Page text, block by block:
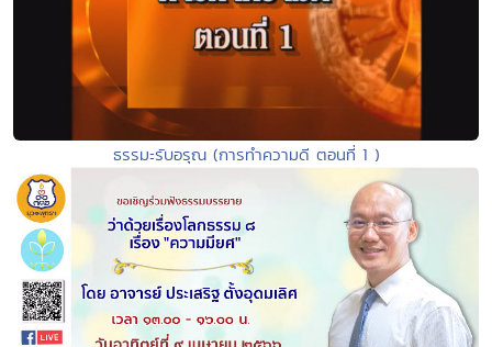
ธรรมะรับอรุณ (การทำความดี ตอนที่ 1 )